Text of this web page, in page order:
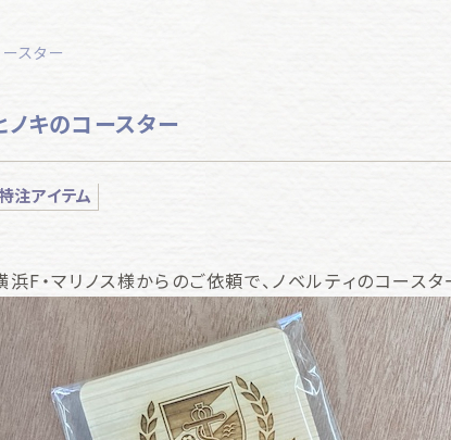
スター
ノキのコースター
注アイテム
F・マリノス様からのご依頼で、ノベルティのコース